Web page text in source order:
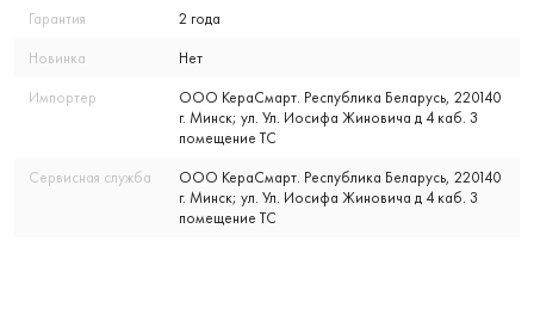
Гарантия 2 года
Новинка Нет
Импортер
ООО КераСмарт. Республика Беларусь, 220140
г. Минск; ул. Ул. Иосифа Жиновича д 4 каб. 3
помещение ТС
Сервисная служба
ООО КераСмарт. Республика Беларусь, 220140
г. Минск; ул. Ул. Иосифа Жиновича д 4 каб. 3
помещение ТС